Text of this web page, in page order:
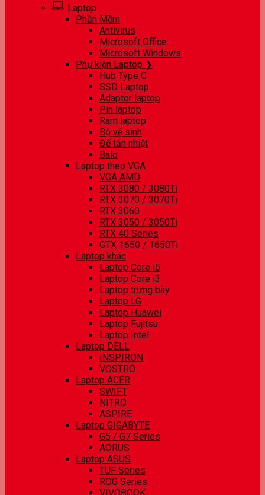
Laptop
Phần Mềm
Antivirus
Microsoft Office
Microsoft Windows
Phụ kiện Laptop ❯
Hub Type C
SSD Laptop
Adapter laptop
Pin laptop
Ram laptop
Bộ vệ sinh
Đế tản nhiệt
Balo
Laptop theo VGA
VGA AMD
RTX 3080 / 3080Ti
RTX 3070 / 3070Ti
RTX 3060
RTX 3050 / 3050Ti
RTX 40 Series
GTX 1650 / 1650Ti
Laptop khác
Laptop Core i5
Laptop Core i3
Laptop trưng bày
Laptop LG
Laptop Huawei
Laptop Fujitsu
Laptop Intel
Laptop DELL
INSPIRON
VOSTRO
Laptop ACER
SWIFT
NITRO
ASPIRE
Laptop GIGABYTE
G5 / G7 Series
AORUS
Laptop ASUS
TUF Series
ROG Series